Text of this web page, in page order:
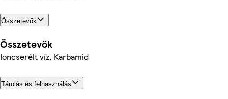
Összetevők
Összetevők
Ioncserélt víz, Karbamid
Tárolás és felhasználás